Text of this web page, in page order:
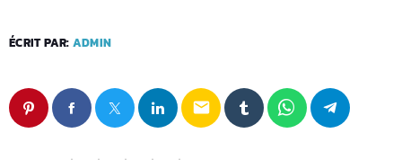
ÉCRIT PAR: ADMIN
email